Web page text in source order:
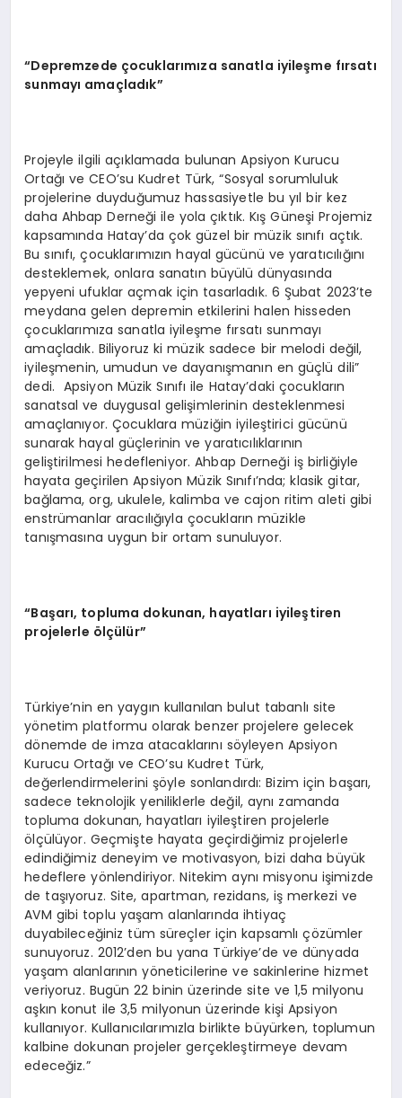
“Depremzede çocuklarımıza sanatla iyileşme fırsatı
sunmayı amaçladık”
Projeyle ilgili açıklamada bulunan Apsiyon Kurucu
Ortağı ve CEO’su Kudret Türk, “Sosyal sorumluluk
projelerine duyduğumuz hassasiyetle bu yıl bir kez
daha Ahbap Derneği ile yola çıktık. Kış Güneşi Projemiz
kapsamında Hatay’da çok güzel bir müzik sınıfı açtık.
Bu sınıfı, çocuklarımızın hayal gücünü ve yaratıcılığını
desteklemek, onlara sanatın büyülü dünyasında
yepyeni ufuklar açmak için tasarladık. 6 Şubat 2023’te
meydana gelen depremin etkilerini halen hisseden
çocuklarımıza sanatla iyileşme fırsatı sunmayı
amaçladık. Biliyoruz ki müzik sadece bir melodi değil,
iyileşmenin, umudun ve dayanışmanın en güçlü dili”
dedi. Apsiyon Müzik Sınıfı ile Hatay’daki çocukların
sanatsal ve duygusal gelişimlerinin desteklenmesi
amaçlanıyor. Çocuklara müziğin iyileştirici gücünü
sunarak hayal güçlerinin ve yaratıcılıklarının
geliştirilmesi hedefleniyor. Ahbap Derneği iş birliğiyle
hayata geçirilen Apsiyon Müzik Sınıfı’nda; klasik gitar,
bağlama, org, ukulele, kalimba ve cajon ritim aleti gibi
enstrümanlar aracılığıyla çocukların müzikle
tanışmasına uygun bir ortam sunuluyor.
“Başarı, topluma dokunan, hayatları iyileştiren
projelerle ölçülür”
Türkiye’nin en yaygın kullanılan bulut tabanlı site
yönetim platformu olarak benzer projelere gelecek
dönemde de imza atacaklarını söyleyen Apsiyon
Kurucu Ortağı ve CEO’su Kudret Türk,
değerlendirmelerini şöyle sonlandırdı: Bizim için başarı,
sadece teknolojik yeniliklerle değil, aynı zamanda
topluma dokunan, hayatları iyileştiren projelerle
ölçülüyor. Geçmişte hayata geçirdiğimiz projelerle
edindiğimiz deneyim ve motivasyon, bizi daha büyük
hedeflere yönlendiriyor. Nitekim aynı misyonu işimizde
de taşıyoruz. Site, apartman, rezidans, iş merkezi ve
AVM gibi toplu yaşam alanlarında ihtiyaç
duyabileceğiniz tüm süreçler için kapsamlı çözümler
sunuyoruz. 2012’den bu yana Türkiye’de ve dünyada
yaşam alanlarının yöneticilerine ve sakinlerine hizmet
veriyoruz. Bugün 22 binin üzerinde site ve 1,5 milyonu
aşkın konut ile 3,5 milyonun üzerinde kişi Apsiyon
kullanıyor. Kullanıcılarımızla birlikte büyürken, toplumun
kalbine dokunan projeler gerçekleştirmeye devam
edeceğiz.”